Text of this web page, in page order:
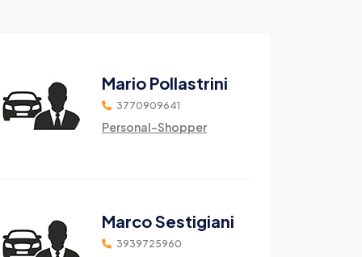
Mario Pollastrini
3770909641
Personal-Shopper
Marco Sestigiani
3939725960